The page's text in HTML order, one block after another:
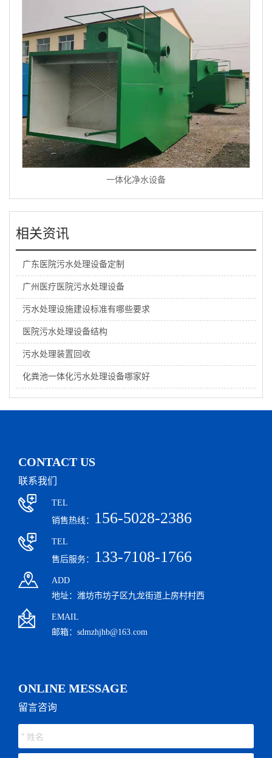
一体化净水设备
相关资讯
广东医院污水处理设备定制
广州医疗医院污水处理设备
污水处理设施建设标准有哪些要求
医院污水处理设备结构
污水处理装置回收
化粪池一体化污水处理设备哪家好
CONTACT US
联系我们
TEL
销售热线：
156-5028-2386
TEL
售后服务：
133-7108-1766
ADD
地址：潍坊市坊子区九龙街道上房村村西
EMAIL
邮箱：sdmzhjhb@163.com
ONLINE MESSAGE
留言咨询